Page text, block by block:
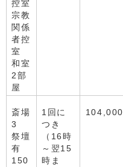
控室
宗教
関係
者控
室
和室
2部
屋
斎場
3
祭壇
有
150
1回に
つき
（16時
～翌15
時ま
104,000